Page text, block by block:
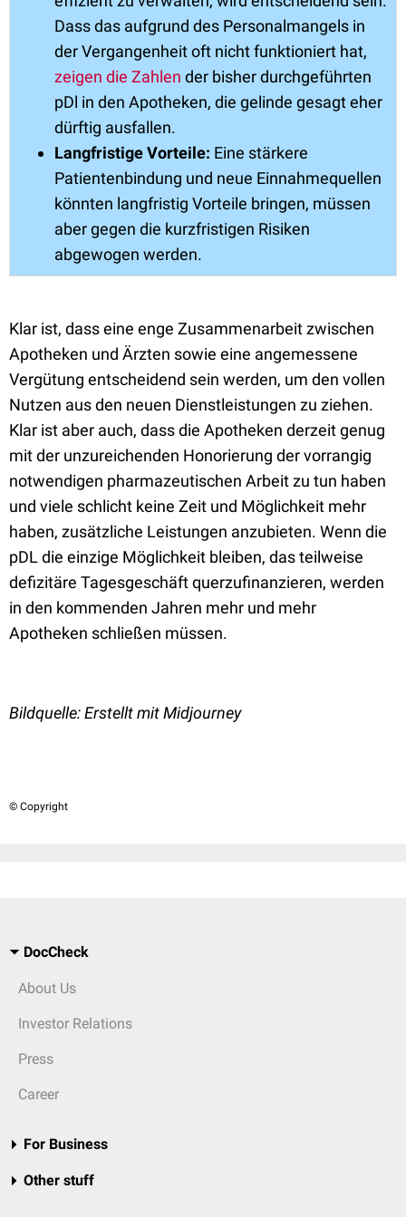
Dass das aufgrund des Personalmangels in
der Vergangenheit oft nicht funktioniert hat,
zeigen die Zahlen der bisher durchgeführten
pDl in den Apotheken, die gelinde gesagt eher
dürftig ausfallen.
Langfristige Vorteile: Eine stärkere
Patientenbindung und neue Einnahmequellen
könnten langfristig Vorteile bringen, müssen
aber gegen die kurzfristigen Risiken
abgewogen werden.
Klar ist, dass eine enge Zusammenarbeit zwischen
Apotheken und Ärzten sowie eine angemessene
Vergütung entscheidend sein werden, um den vollen
Nutzen aus den neuen Dienstleistungen zu ziehen.
Klar ist aber auch, dass die Apotheken derzeit genug
mit der unzureichenden Honorierung der vorrangig
notwendigen pharmazeutischen Arbeit zu tun haben
und viele schlicht keine Zeit und Möglichkeit mehr
haben, zusätzliche Leistungen anzubieten. Wenn die
pDL die einzige Möglichkeit bleiben, das teilweise
defizitäre Tagesgeschäft querzufinanzieren, werden
in den kommenden Jahren mehr und mehr
Apotheken schließen müssen.
Bildquelle: Erstellt mit Midjourney
© Copyright
DocCheck
About Us
Investor Relations
Press
Career
For Business
Other stuff